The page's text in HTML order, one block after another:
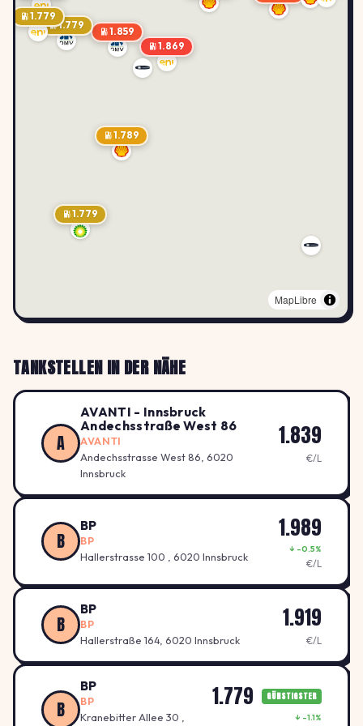
1.869
1.859
1.779
1.789
1.779
1.779
MapLibre
TANKSTELLEN IN DER NÄHE
A
AVANTI - Innsbruck
Andechsstraße West 86
AVANTI
Andechsstrasse West 86, 6020
Innsbruck
1.839
€/L
B
BP
BP
Hallerstrasse 100 , 6020 Innsbruck
1.989
↓ -0.5%
€/L
B
BP
BP
Hallerstraße 164, 6020 Innsbruck
1.919
€/L
B
BP
BP
Kranebitter Allee 30 ,
1.779 GÜNSTIGSTER
↓ -1.1%